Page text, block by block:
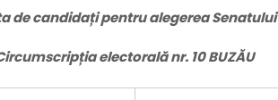
de candidațipentru alegerea Senatului
electorală nr. 10 BUZĂU